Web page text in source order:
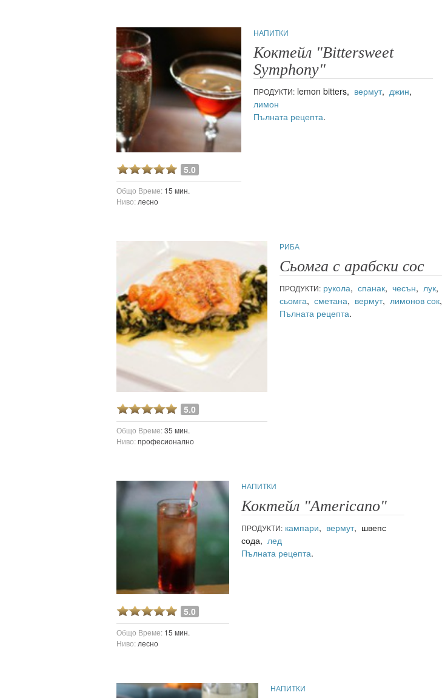
5.0
Общо Време: 15 мин.
Ниво: лесно
НАПИТКИ
Коктейл "Bittersweet
Symphony"
ПРОДУКТИ:lemon bitters, вермут, джин,
лимон
Пълната рецепта.
5.0
Общо Време:35 мин.
Ниво:професионално
РИБА
Сьомга с арабски сос
ПРОДУКТИ: рукола,спанак,чесън, лук,
сьомга,сметана, вермут, лимонов сок,
Пълната рецепта.
5.0
Общо Време: 15 мин.
Ниво: лесно
НАПИТКИ
Коктейл "Americano"
ПРОДУКТИ: кампари, вермут, швепс
сода,лед
Пълната рецепта.
НАПИТКИ